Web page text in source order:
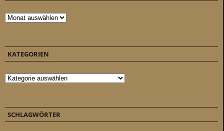
Archiv
KATEGORIEN
Kategorien
SCHLAGWÖRTER